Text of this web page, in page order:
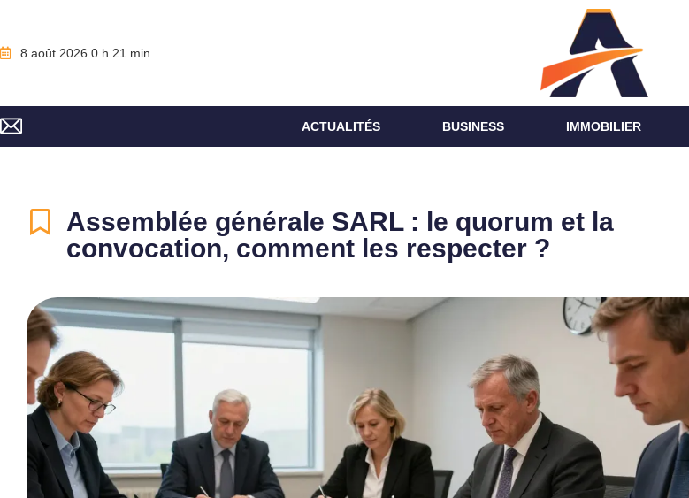
8 août 2026 0 h 21 min
ACTUALITÉS BUSINESS IMMOBILIER
Assemblée générale SARL : le quorum et la
convocation, comment les respecter ?